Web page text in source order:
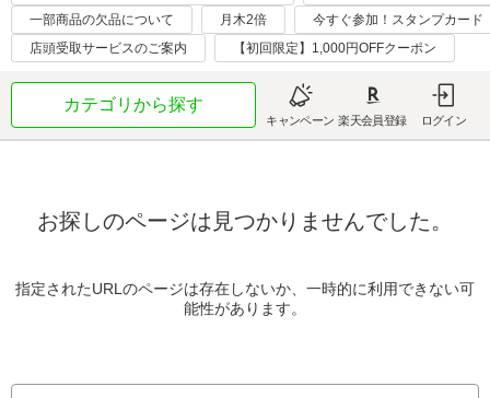
一部商品の欠品について
月木2倍
今すぐ参加！スタンプカード
店頭受取サービスのご案内
【初回限定】1,000円OFFクーポン
カテゴリから探す
キャンペーン 楽天会員登録 ログイン
お探しのページは見つかりませんでした。
指定されたURLのページは存在しないか、一時的に利用できない可
能性があります。